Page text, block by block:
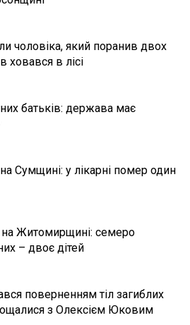
чоловіка, який поранив двох
ховався в лісі
батьків: держава має
Сумщині: у лікарні помер один
на Житомирщині: семеро
– двоє дітей
поверненням тіл загиблих
з Олексієм Юковим